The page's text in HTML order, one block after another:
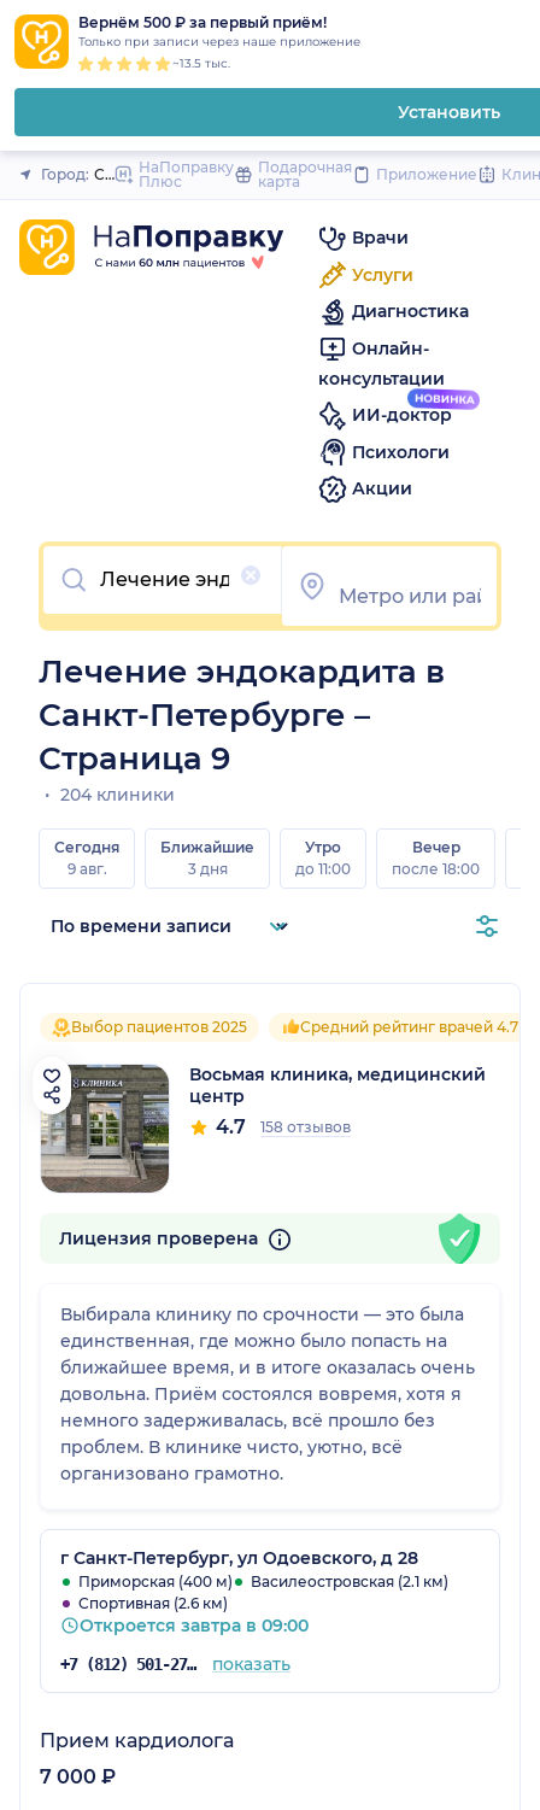
Вернём 500 ₽ за первый приём!
Только при записи через наше приложение
~13.5 тыс.
Установить
Закрыть
Город: Санкт-Петербург
НаПоправку
Плюс
Подарочная
карта
Приложение
Врачи
Услуги
Диагностика
Онлайн-
консультации
ИИ-доктор
Психологи
Акции
Очистить
Лечение эндокардита в
Санкт-Петербурге –
Страница 9
204 клиники
Сегодня
9 авг.
Ближайшие
3 дня
Утро
до 11:00
Вечер
после 18:00
Выбор пациентов 2025 Средний рейтинг врачей 4.7
Восьмая клиника, медицинский
центр
4.7 158 отзывов
Лицензия проверена
Выбирала клинику по срочности — это была
единственная, где можно было попасть на
ближайшее время, и в итоге оказалась очень
довольна. Приём состоялся вовремя, хотя я
немного задерживалась, всё прошло без
проблем. В клинике чисто, уютно, всё
организовано грамотно.
г Санкт-Петербург, ул Одоевского, д 28
Приморская (400 м)
Василеостровская (2.1 км)
Спортивная (2.6 км)
Откроется завтра в 09:00
+7 (812) 501-27-63 показать
Прием кардиолога
7 000 ₽